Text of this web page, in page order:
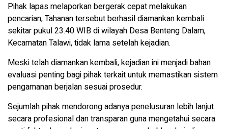
Pihak lapas melaporkan bergerak cepat melakukan
pencarian, Tahanan tersebut berhasil diamankan kembali
sekitar pukul 23.40 WIB di wilayah Desa Benteng Dalam,
Kecamatan Talawi, tidak lama setelah kejadian.
Meski telah diamankan kembali, kejadian ini menjadi bahan
evaluasi penting bagi pihak terkait untuk memastikan sistem
pengamanan berjalan sesuai prosedur.
Sejumlah pihak mendorong adanya penelusuran lebih lanjut
secara profesional dan transparan guna mengetahui secara